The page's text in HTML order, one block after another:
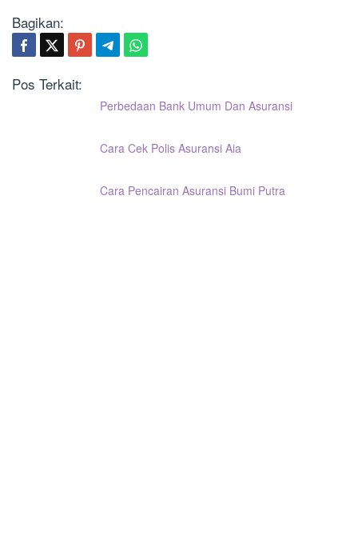
Bagikan:
Pos Terkait:
Perbedaan Bank Umum Dan Asuransi
Cara Cek Polis Asuransi Aia
Cara Pencairan Asuransi Bumi Putra